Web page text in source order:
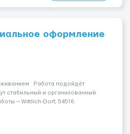
оформление
Работа подойдёт
стабильный и организованный
— Wittlich-Dorf, 54516.
Мобільни...